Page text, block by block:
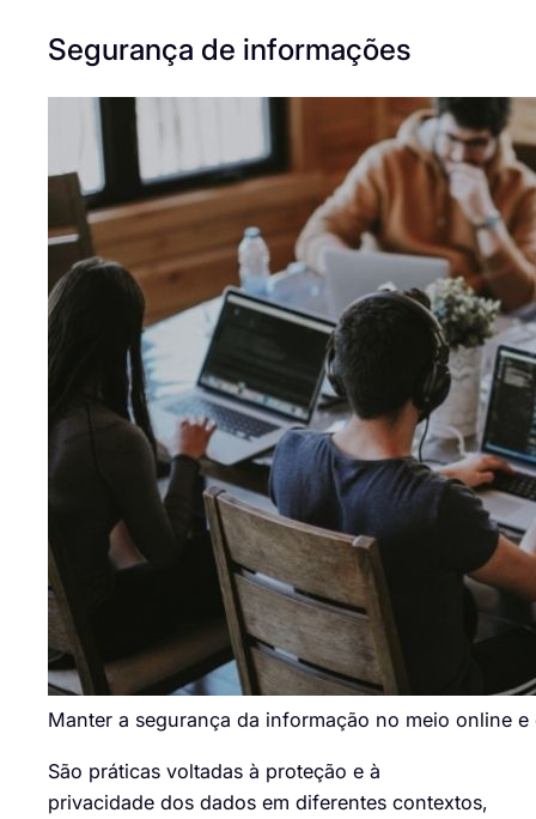
Segurança de informações
Manter a segurança da informação no meio online
São práticas voltadas à proteção e à
privacidade dos dados em diferentes contextos,